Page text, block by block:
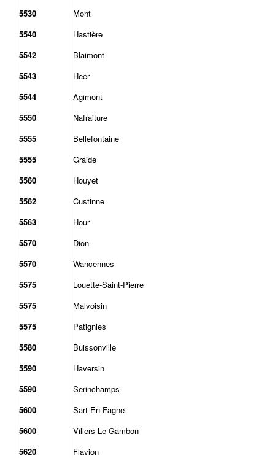
5530
Mont
5540
Hastière
5542
Blaimont
5543
Heer
5544
Agimont
5550
Nafraiture
5555
Bellefontaine
5555
Graide
5560
Houyet
5562
Custinne
5563
Hour
5570
Dion
5570
Wancennes
5575
Louette-Saint-Pierre
5575
Malvoisin
5575
Patignies
5580
Buissonville
5590
Haversin
5590
Serinchamps
5600
Sart-En-Fagne
5600
Villers-Le-Gambon
5620
Flavion